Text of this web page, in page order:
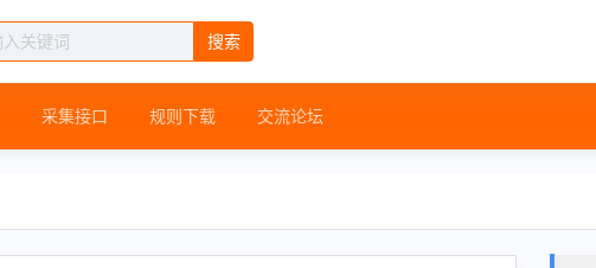
搜索
采集接口 规则下载 交流论坛